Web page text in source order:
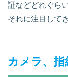
証などどれぐら
それに注目して
カメラ、